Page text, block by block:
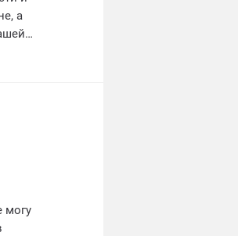
а
могу